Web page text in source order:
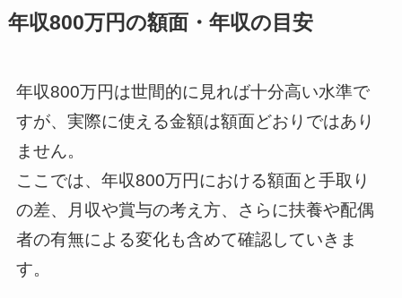
年収800万円の額面・年収の目安
年収800万円は世間的に見れば十分高い水準で
すが、実際に使える金額は額面どおりではあり
ません。
ここでは、年収800万円における額面と手取り
の差、月収や賞与の考え方、さらに扶養や配偶
者の有無による変化も含めて確認していきま
す。